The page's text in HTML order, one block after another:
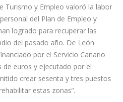
es sumamente importante”,
Turismo y Empleo valoró la labor
del Plan de Empleo y
logrado para recuperar las
del pasado año. De León
por el Servicio Canario
euros y ejecutado por el